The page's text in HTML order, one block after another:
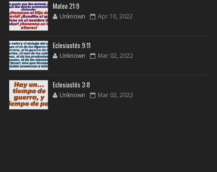
Mateo 21:9
Unknown Apr 10, 2022
Eclesiastés 9:11
Unknown Mar 02, 2022
Eclesiastés 3:8
Unknown Mar 02, 2022